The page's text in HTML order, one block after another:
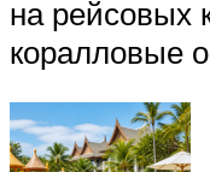
на рейсовых
коралловые